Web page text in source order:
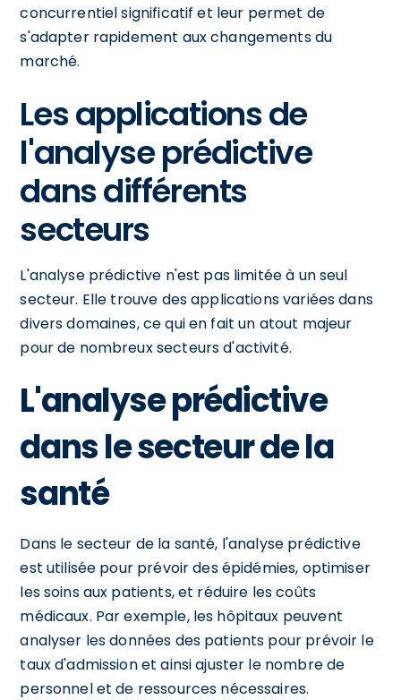
concurrentiel significatif et leur permet de
s'adapter rapidement aux changements du
marché.
Les applications de
l'analyse prédictive
dans différents
secteurs
L'analyse prédictive n'est pas limitée à un seul
secteur. Elle trouve des applications variées dans
divers domaines, ce qui en fait un atout majeur
pour de nombreux secteurs d'activité.
L'analyse prédictive
dans le secteur de la
santé
Dans le secteur de la santé, l'analyse prédictive
est utilisée pour prévoir des épidémies, optimiser
les soins aux patients, et réduire les coûts
médicaux. Par exemple, les hôpitaux peuvent
analyser les données des patients pour prévoir le
taux d'admission et ainsi ajuster le nombre de
personnel et de ressources nécessaires.